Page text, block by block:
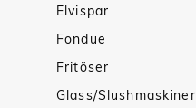
Elvispar
Fondue
Fritöser
Glass/Slushmaskiner